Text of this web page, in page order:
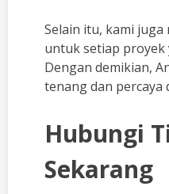
Selain itu, kami
untuk setiap proyek
Dengan demikian,
tenang dan percaya
Hubungi
Sekarang